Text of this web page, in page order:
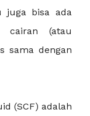
juga bisa ada
cairan (atau
sama dengan
(SCF) adalah